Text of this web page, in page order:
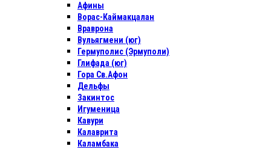
Афины
Ворас-Каймакцалан
Враврона
Вульягмени (юг)
Гермуполис (Эрмуполи)
Глифада (юг)
Гора Св.Афон
Дельфы
Закинтос
Игуменица
Кавури
Калаврита
Каламбака